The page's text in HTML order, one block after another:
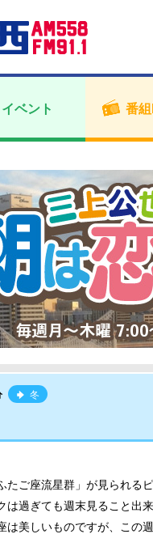
イベント 番
冬
たご座流星群」が見られる
は過ぎても週末見ること出
は美しいものですが、この